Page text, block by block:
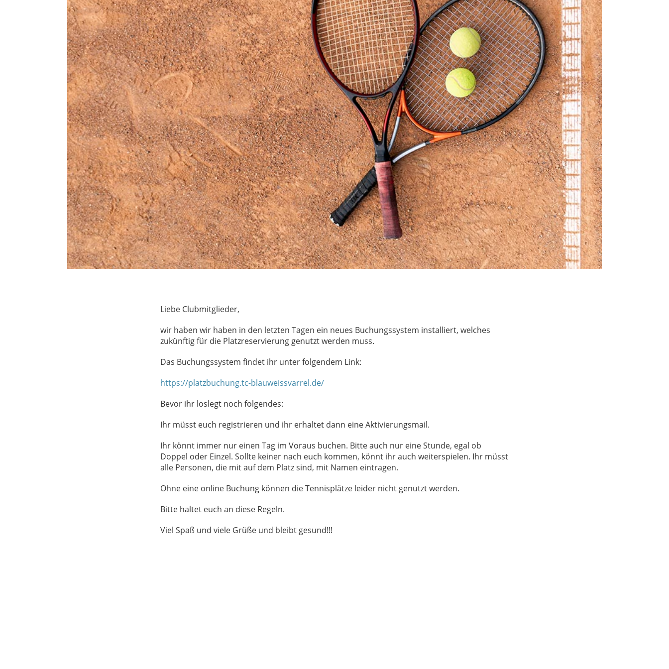
Liebe Clubmitglieder,
wir haben wir haben in den letzten Tagen ein neues Buchungssystem installiert, welches
zukünftig für die Platzreservierung genutzt werden muss.
Das Buchungssystem findet ihr unter folgendem Link:
https://platzbuchung.tc-blauweissvarrel.de/
Bevor ihr loslegt noch folgendes:
Ihr müsst euch registrieren und ihr erhaltet dann eine Aktivierungsmail.
Ihr könnt immer nur einen Tag im Voraus buchen. Bitte auch nur eine Stunde, egal ob
Doppel oder Einzel. Sollte keiner nach euch kommen, könnt ihr auch weiterspielen. Ihr müsst
alle Personen, die mit auf dem Platz sind, mit Namen eintragen.
Ohne eine online Buchung können die Tennisplätze leider nicht genutzt werden.
Bitte haltet euch an diese Regeln.
Viel Spaß und viele Grüße und bleibt gesund!!!